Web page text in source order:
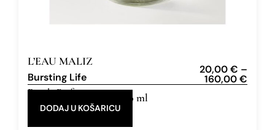
L’EAU MALIZ
Bursting Life
20,00€ –
160,00€
Eau de Parfum 5 ml, 50 ml
DODAJ U KOŠARICU